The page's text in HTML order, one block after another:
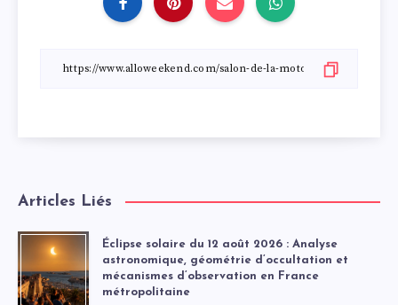
Articles Liés
Éclipse solaire du 12 août 2026 : Analyse
astronomique, géométrie d’occultation et
mécanismes d’observation en France
métropolitaine